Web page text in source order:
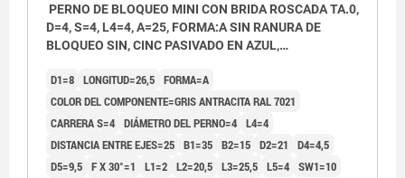
PERNO DE BLOQUEO MINI CON BRIDA ROSCADA TA.0,
D=4, S=4, L4=4, A=25, FORMA:A SIN RANURA DE
BLOQUEO SIN, CINC PASIVADO EN AZUL,
D1=8 LONGITUD=26,5 FORMA=A
COLOR DEL COMPONENTE=GRIS ANTRACITA RAL 7021
CARRERA S=4 DIÁMETRO DEL PERNO=4 L4=4
DISTANCIA ENTRE EJES=25 B1=35 B2=15 D2=21
D4=4,5
D5=9,5 F X 30°=1 L1=2 L2=20,5 L3=25,5 L5=4 SW1=10